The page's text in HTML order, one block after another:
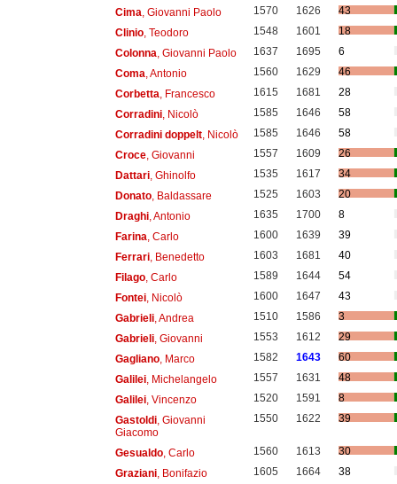
Cima, Giovanni Paolo 1570 1626
43
Clinio, Teodoro 1548 1601
18
Colonna, Giovanni Paolo 1637 1695
6
Coma, Antonio 1560 1629
46
Corbetta, Francesco 1615 1681
28
Corradini, Nicolò 1585 1646
58
Corradini doppelt, Nicolò 1585 1646
58
Croce, Giovanni 1557 1609
26
Dattari, Ghinolfo 1535 1617
34
Donato, Baldassare 1525 1603
20
Draghi, Antonio 1635 1700
8
Farina, Carlo 1600 1639
39
Ferrari, Benedetto 1603 1681
40
Filago, Carlo 1589 1644
54
Fontei, Nicolò 1600 1647
43
Gabrieli, Andrea 1510 1586
3
Gabrieli, Giovanni 1553 1612
29
Gagliano, Marco 1582 1643
60
Galilei, Michelangelo 1557 1631
48
Galilei, Vincenzo 1520 1591
8
Gastoldi, Giovanni
Giacomo
1550 1622 39
Gesualdo, Carlo 1560 1613
30
Graziani, Bonifazio 1605 1664
38